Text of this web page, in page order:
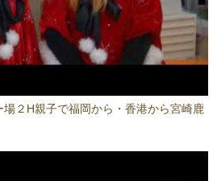
２H親子で福岡から・香港から宮崎鹿